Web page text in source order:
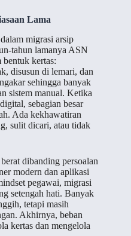
Lama
migrasi arsip
tahun lamanya ASN
bentuk kertas:
disusun di lemari, dan
sehingga banyak
sistem manual. Ketika
sebagian besar
Ada kekhawatiran
sulit dicari, atau tidak
dibanding persoalan
modern dan aplikasi
pegawai, migrasi
setengah hati. Banyak
tetapi masih
Akhirnya, beban
kertas dan mengelola